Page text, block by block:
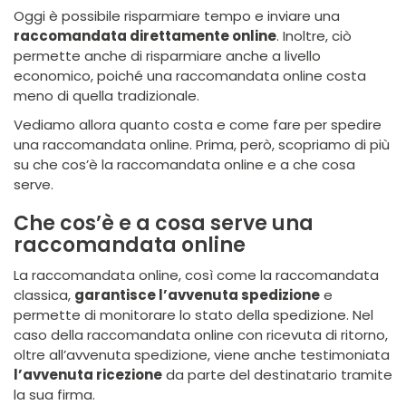
Oggi è possibile risparmiare tempo e inviare una
raccomandata direttamente online. Inoltre, ciò
permette anche di risparmiare anche a livello
economico, poiché una raccomandata online costa
meno di quella tradizionale.
Vediamo allora quanto costa e come fare per spedire
una raccomandata online. Prima, però, scopriamo di più
su che cos’è la raccomandata online e a che cosa
serve.
Che cos’è e a cosa serve una
raccomandata online
La raccomandata online, così come la raccomandata
classica, garantisce l’avvenuta spedizionee
permette di monitorare lo stato della spedizione. Nel
caso della raccomandata online con ricevuta di ritorno,
oltre all’avvenuta spedizione, viene anche testimoniata
l’avvenuta ricezioneda parte del destinatario tramite
la sua firma.